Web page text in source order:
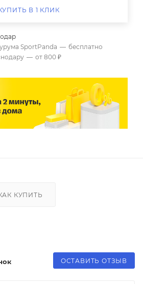
В 1 КЛИК
SportPanda — бесплатно
— от 800 ₽
КУПИТЬ
ОСТАВИТЬ ОТЗЫВ